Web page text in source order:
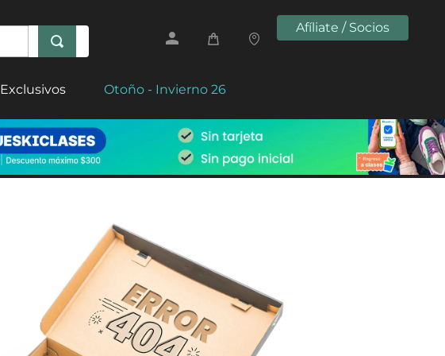
Afíliate / Socios
Exclusivos Otoño - Invierno 26